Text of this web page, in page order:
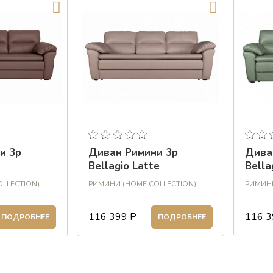
3р
ПОДРОБНЕЕ
Диван Римини 3р
Bellagio Latte
РИМИНИ (HOME COLLECTION)
116 399 Р ПОДРОБНЕЕ 116